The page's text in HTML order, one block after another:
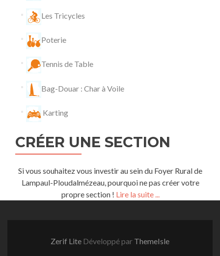
Les Tricycles
Poterie
Tennis de Table
Bag-Douar : Char à Voile
Karting
CRÉER UNE SECTION
Si vous souhaitez vous investir au sein du Foyer Rural de
Lampaul-Ploudalmézeau, pourquoi ne pas créer votre
propre section ! Lire la suite ...
Zerif Lite Développé par ThemeIsle